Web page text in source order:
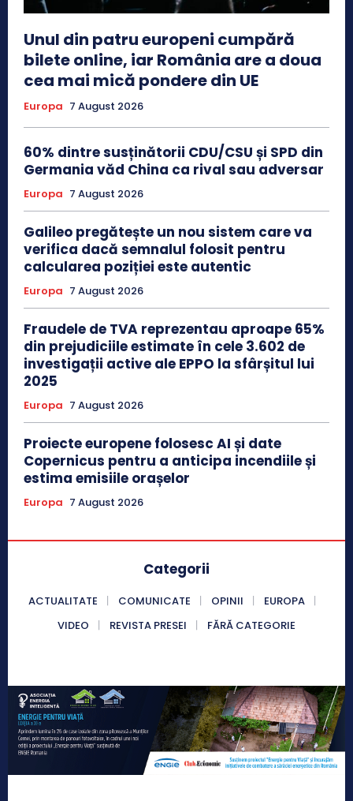
Unul din patru europeni cumpără
bilete online, iar România are a doua
cea mai mică pondere din UE
Europa 7 August 2026
60% dintre susținătorii CDU/CSU și SPD din
Germania văd China ca rival sau adversar
Europa 7 August 2026
Galileo pregătește un nou sistem care va
verifica dacă semnalul folosit pentru
calcularea poziției este autentic
Europa 7 August 2026
Fraudele de TVA reprezentau aproape 65%
din prejudiciile estimate în cele 3.602 de
investigații active ale EPPO la sfârșitul lui
2025
Europa 7 August 2026
Proiecte europene folosesc AI și date
Copernicus pentru a anticipa incendiile și
estima emisiile orașelor
Europa 7 August 2026
Categorii
ACTUALITATE COMUNICATE OPINII
EUROPA
VIDEO
REVISTA PRESEI FĂRĂ CATEGORIE